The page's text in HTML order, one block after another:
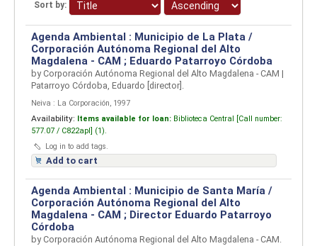
Sort by:
Agenda Ambiental : Municipio de La Plata /
Corporación Autónoma Regional del Alto
Magdalena - CAM ; Eduardo Patarroyo Córdoba
by Corporación Autónoma Regional del Alto Magdalena - CAM |
Patarroyo Córdoba, Eduardo [director] .
Neiva : La Corporación, 1997
Availability: Items available for loan: Biblioteca Central [Call number:
577.07 / C822apl] (1).
Log in to add tags.
Add to cart
Agenda Ambiental : Municipio de Santa María /
Corporación Autónoma Regional del Alto
Magdalena - CAM ; Director Eduardo Patarroyo
Córdoba
by Corporación Autónoma Regional del Alto Magdalena - CAM.